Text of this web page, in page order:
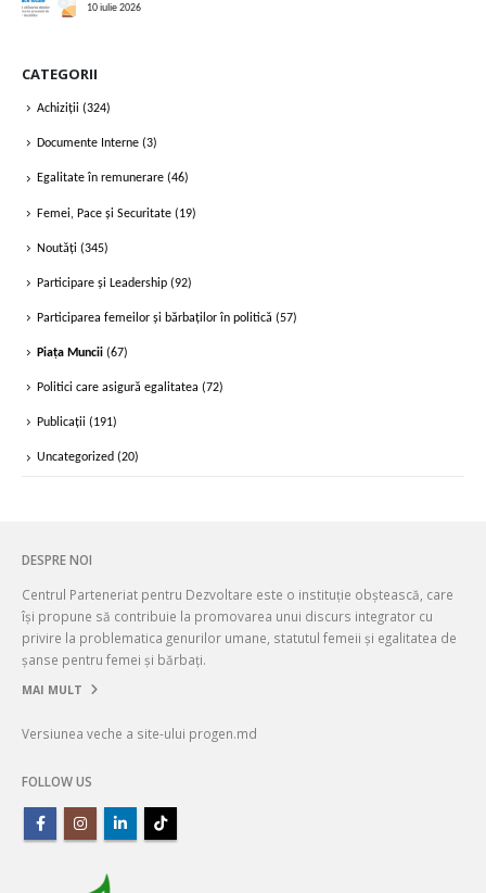
10 iulie 2026
CATEGORII
Achiziții (324)
Documente Interne (3)
Egalitate în remunerare (46)
Femei, Pace și Securitate (19)
Noutăți (345)
Participare și Leadership (92)
Participarea femeilor și bărbaților în politică (57)
Piața Muncii (67)
Politici care asigură egalitatea (72)
Publicații (191)
Uncategorized (20)
DESPRE NOI
Centrul Parteneriat pentru Dezvoltare este o instituție obștească, care
își propune să contribuie la promovarea unui discurs integrator cu
privire la problematica genurilor umane, statutul femeii și egalitatea de
șanse pentru femei și bărbați.
MAI MULT
Versiunea veche a site-ului progen.md
FOLLOW US